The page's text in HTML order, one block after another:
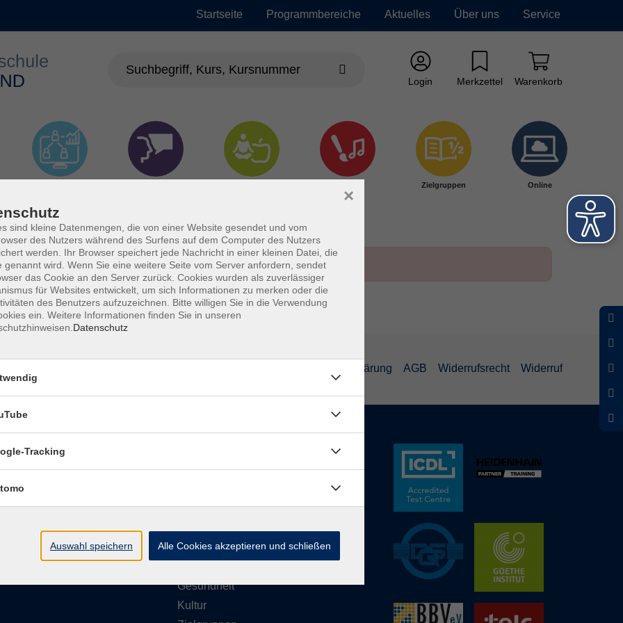
Startseite Programmbereiche Aktuelles Über uns Service
Login Merkzettel Warenkorb
Zielgruppen Online
Datenschutzerklärung AGB Widerrufsrecht Widerruf
bis Donnerstag
12:00 Uhr
Gesellschaft
EDV & Digitalisierung
Gesundheit
Kultur
sind kleine Datenmengen, die von einer Website gesendet und vom
des Nutzers während des Surfens auf dem Computer des Nutzers
werden. Ihr Browser speichert jede Nachricht in einer kleinen Datei, die
genannt wird. Wenn Sie eine weitere Seite vom Server anfordern, sendet
das Cookie an den Server zurück. Cookies wurden als zuverlässiger
für Websites entwickelt, um sich Informationen zu merken oder die
des Benutzers aufzuzeichnen. Bitte willigen Sie in die Verwendung
ein. Weitere Informationen finden Sie in unseren
Datenschutz
×
Tracking
Auswahl speichern Alle Cookies akzeptieren und schließen